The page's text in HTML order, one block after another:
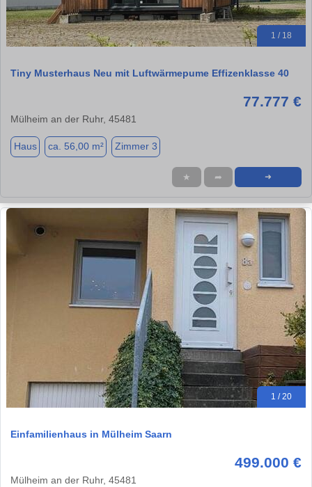
1 / 18
Tiny Musterhaus Neu mit Luftwärmepume Effizenklasse 40
77.777 €
Mülheim an der Ruhr, 45481
Haus ca. 56,00 m² Zimmer 3
★ ➦ ➜
1 / 20
Einfamilienhaus in Mülheim Saarn
499.000 €
Mülheim an der Ruhr, 45481